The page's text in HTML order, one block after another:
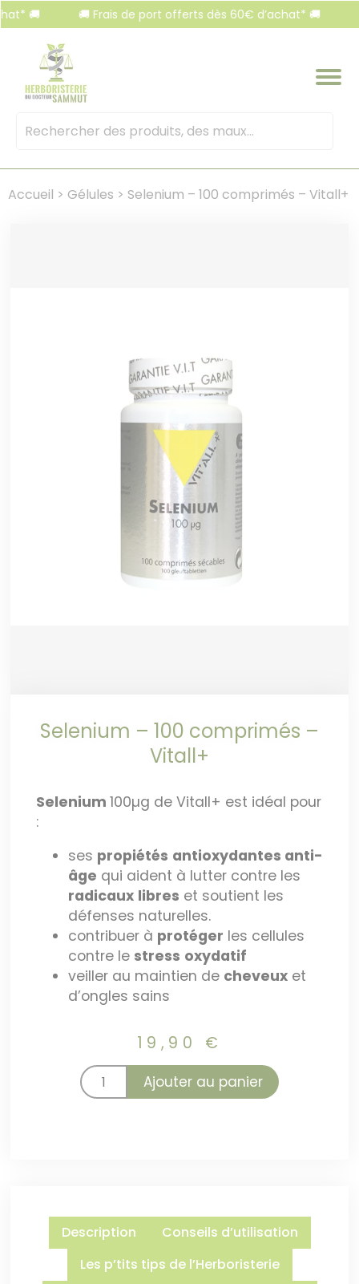
🚚 Frais de port offerts dès 60€ d’achat* 🚚
Mots
Accueil > Gélules > Selenium – 100 comprimés – Vitall+
Selenium – 100 comprimés –
Vitall+
Selenium 100µg de Vitall+ est idéal pour
:
ses propiétés antioxydantes anti-
âge qui aident à lutter contre les
radicaux libres et soutient les
défenses naturelles.
contribuer à protéger les cellules
contre le stress oxydatif
veiller au maintien de cheveuxet
d’ongles sains
19,90 €
Ajouter au panier
Description
Conseils d’utilisation
Les p’tits tips de l’Herboristerie
Panneau de gestion des cookies